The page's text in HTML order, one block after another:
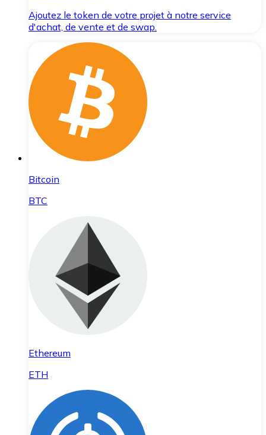
Ajoutez le token de votre projet à notre service
d'achat, de vente et de swap.
Bitcoin
BTC
Ethereum
ETH